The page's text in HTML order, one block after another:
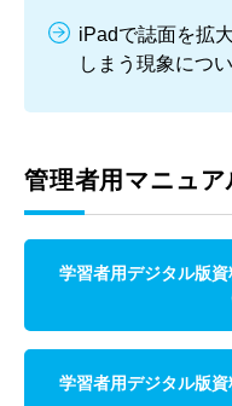
iPadで誌面を拡
しまう現象につ
管理者用マニュ
学習者用デジタル版
学習者用デジタル版